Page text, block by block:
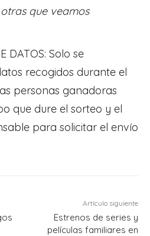
otras que veamos
DATOS: Solo se
recogidos durante el
personas ganadoras
que dure el sorteo y el
para solicitar el envío
Artículo siguiente
Estrenos de series y
películas familiares en